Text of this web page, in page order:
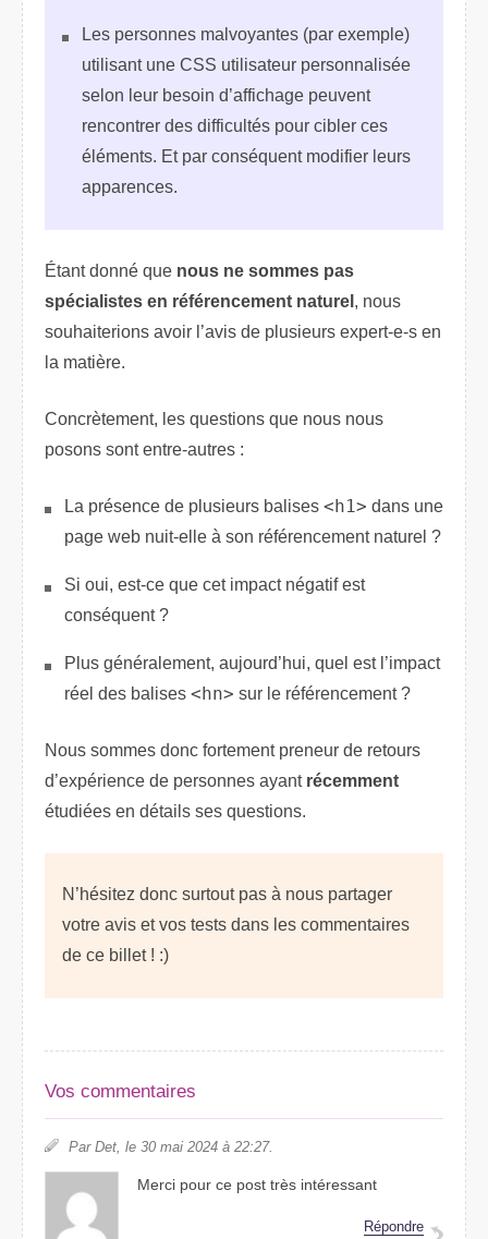
Les personnes malvoyantes (par exemple)
utilisant une CSS utilisateur personnalisée
selon leur besoin d’affichage peuvent
rencontrer des difficultés pour cibler ces
éléments. Et par conséquent modifier leurs
apparences.
Étant donné que nous ne sommes pas
spécialistes en référencement naturel , nous
souhaiterions avoir l’avis de plusieurs expert-e-s en
la matière.
Concrètement, les questions que nous nous
posons sont entre-autres :
La présence de plusieurs balises <h1> dans une
page web nuit-elle à son référencement naturel ?
Si oui, est-ce que cet impact négatif est
conséquent ?
Plus généralement, aujourd’hui, quel est l’impact
réel des balises <hn> sur le référencement ?
Nous sommes donc fortement preneur de retours
d’expérience de personnes ayant récemment
étudiées en détails ses questions.
N’hésitez donc surtout pas à nous partager
votre avis et vos tests dans les commentaires
de ce billet ! :)
Vos commentaires
Par Det, le 30 mai 2024 à 22:27.
Merci pour ce post très intéressant
Répondre